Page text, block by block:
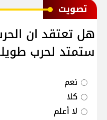
ﺗﺼﻮﻳﺖ
هل تعتقد ان
ستمتد لحرب
نعم
كلا
لا أعلم